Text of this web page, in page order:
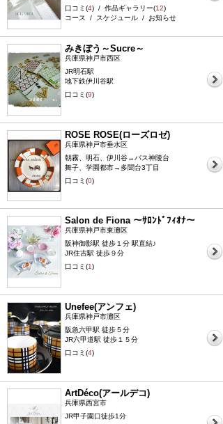
口コミ(4) / 作品ギャラリー(12)
コース / スケジュール / お知らせ
みきぼう～Sucre～
兵庫県神戸市西区
JR明石駅
地下鉄伊川谷駅
口コミ(9)
ROSE ROSE(ローズロゼ)
兵庫県神戸市垂水区
朝霧、明石、伊川谷→バス神陵台
舞子、学園都市→多聞台3丁目
口コミ(0)
Salon de Fiona 〜ｻﾛﾝﾄﾞﾌｨｵﾅ〜
兵庫県神戸市東灘区
阪神御影駅 徒歩１分 駅直結♪
JR住吉駅 徒歩９分
口コミ(1)
Unefee(アンフェ)
兵庫県神戸市灘区
阪急六甲駅 徒歩５分
JR六甲道駅 徒歩１５分
口コミ(4)
ArtDéco(アールデコ)
兵庫県西宮市
JR甲子園口徒歩1分